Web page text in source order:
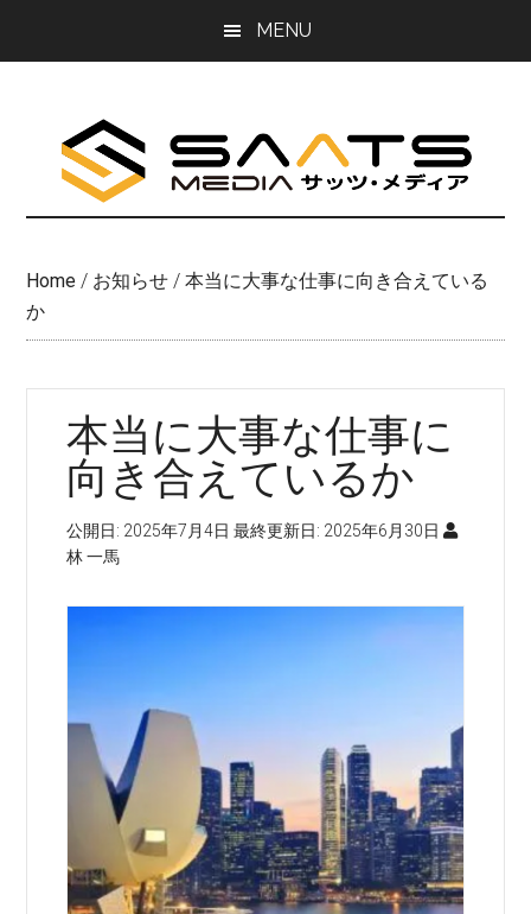
MENU
Home / お知らせ / 本当に大事な仕事に向き合えている
か
本当に大事な仕事に
向き合えているか
公開日: 2025年7月4日 最終更新日: 2025年6月30日
林 一馬